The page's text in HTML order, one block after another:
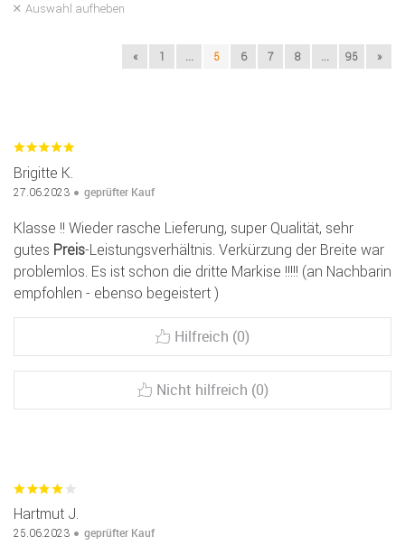
Auswahl aufheben
« 1 ... 5 6 7 8 ... 95 »
Brigitte K.
27.06.2023 geprüfter Kauf
Klasse !! Wieder rasche Lieferung, super Qualität, sehr
gutes Preis-Leistungsverhältnis. Verkürzung der Breite war
problemlos. Es ist schon die dritte Markise !!!!! (an Nachbarin
empfohlen - ebenso begeistert )
Hilfreich (0)
Nicht hilfreich (0)
Hartmut J.
25.06.2023 geprüfter Kauf